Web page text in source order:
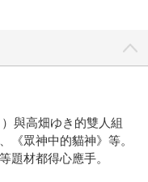
與高畑ゆき的雙人組
《眾神中的貓神》等。
題材都得心應手。